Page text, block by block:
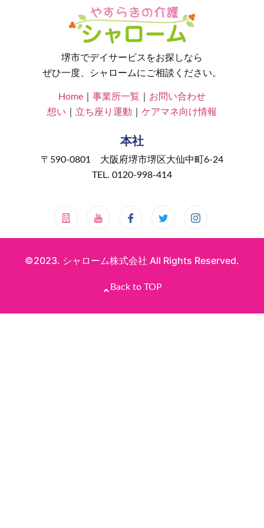
堺市でデイサービスをお探しなら
ぜひ一度、シャロームにご相談ください。
Home 事業所一覧
お問い合わせ
想い
立ち座り運動 ケアマネ向け情報
本社
〒590-0801 大阪府堺市堺区大仙中町6-24
TEL. 0120-998-414
©2023. シャローム株式会社 All Rights Reserved.
Back to TOP